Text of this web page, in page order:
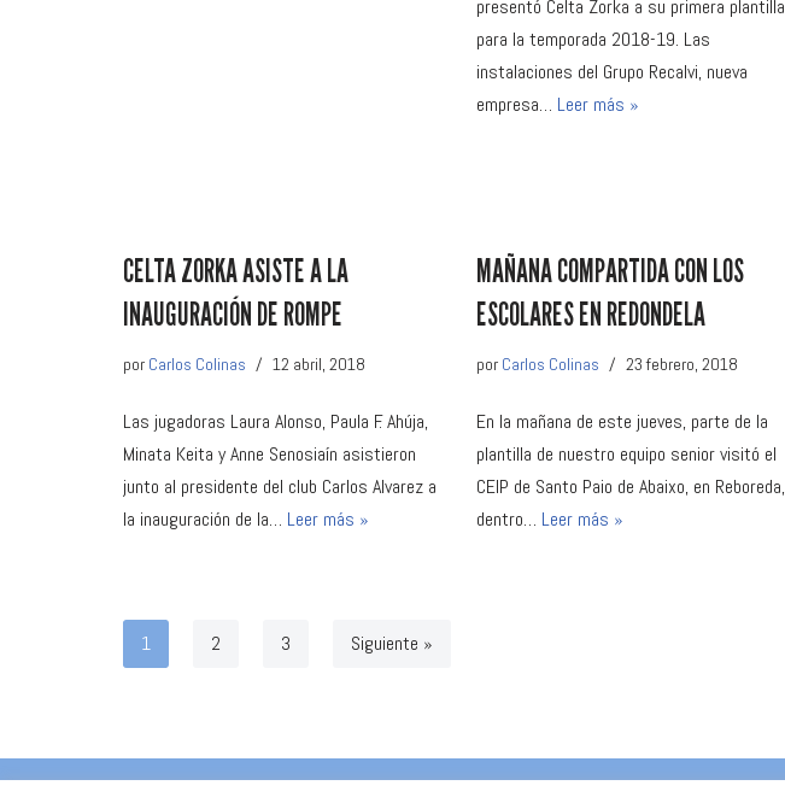
presentó Celta Zorka a su primera plantilla
para la temporada 2018-19. Las
instalaciones del Grupo Recalvi, nueva
empresa… Leer más »
CELTA ZORKA ASISTE A LA
INAUGURACIÓN DE ROMPE
por Carlos Colinas 12 abril, 2018
Las jugadoras Laura Alonso, Paula F. Ahúja,
Minata Keita y Anne Senosiaín asistieron
junto al presidente del club Carlos Alvarez a
la inauguración de la… Leer más »
MAÑANA COMPARTIDA CON LOS
ESCOLARES EN REDONDELA
por Carlos Colinas 23 febrero, 2018
En la mañana de este jueves, parte de la
plantilla de nuestro equipo senior visitó el
CEIP de Santo Paio de Abaixo, en Reboreda,
dentro… Leer más »
1 2 3 Siguiente »